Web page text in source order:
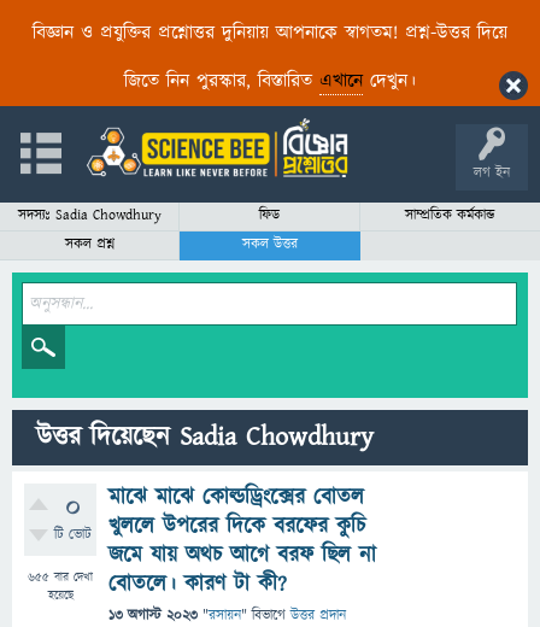
বিজ্ঞান ও প্রযুক্তির প্রশ্নোত্তর দুনিয়ায় আপনাকে স্বাগতম! প্রশ্ন-উত্তর দিয়ে
জিতে নিন পুরস্কার, বিস্তারিত এখানেদেখুন।
লগ ইন
সদস্যঃ Sadia Chowdhury ফিড
সাম্প্রতিক কর্মকান্ড
সকল প্রশ্ন
সকল উত্তর
উত্তর দিয়েছেন Sadia Chowdhury
0
টি ভোট
655 বার দেখা
হয়েছে
মাঝে মাঝে কোল্ডড্রিংক্সের বোতল
খুললে উপরের দিকে বরফের কুচি
জমে যায় অথচ আগে বরফ ছিল না
বোতলে। কারণ টা কী?
13 অগাস্ট 2023 "রসায়ন" বিভাগে উত্তর প্রদান